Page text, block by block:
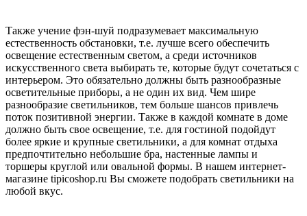
Также учение фэн-шуй подразумевает максимальную
естественность обстановки, т.е. лучше всего обеспечить
освещение естественным светом, а среди источников
искусственного света выбирать те, которые будут сочетаться с
интерьером. Это обязательно должны быть разнообразные
осветительные приборы, а не один их вид. Чем шире
разнообразие светильников, тем больше шансов привлечь
поток позитивной энергии. Также в каждой комнате в доме
должно быть свое освещение, т.е. для гостиной подойдут
более яркие и крупные светильники, а для комнат отдыха
предпочтительно небольшие бра, настенные лампы и
торшеры круглой или овальной формы. В нашем интернет-
магазине tipicoshop.ru Вы сможете подобрать светильники на
любой вкус.